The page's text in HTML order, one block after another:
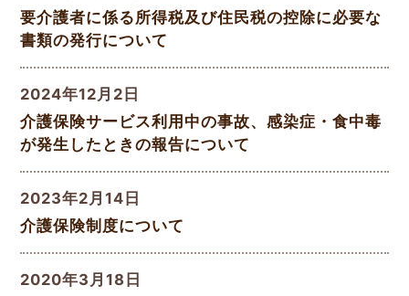
要介護者に係る所得税及び住民税の控除に必要な
書類の発行について
2024年12月2日
介護保険サービス利用中の事故、感染症・食中毒
が発生したときの報告について
2023年2月14日
介護保険制度について
2020年3月18日